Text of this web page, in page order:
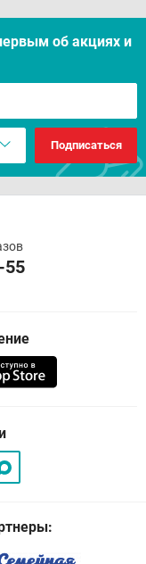
об акцияx и
Подписаться
55